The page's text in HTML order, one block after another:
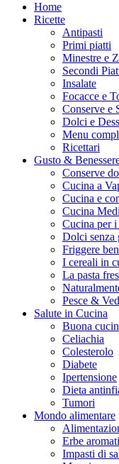
Home
Ricette
Antipasti
Primi piatti
Minestre e
Secondi
Insalate
Focacce e
Conserve e
Dolci e
Menu
Ricettari
Gusto &
Conserve
Cucina a
Cucina e
Cucina
Cucina per
Dolci senza
Friggere
I cereali in
La pasta
Pesce &
Salute in Cucina
Buona
Celiachia
Colesterolo
Diabete
Ipertensione
Dieta
Tumori
Mondo alimentare
Erbe
Impasti di